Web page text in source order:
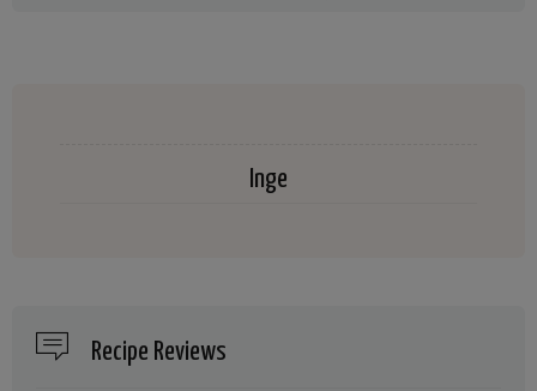
Inge
Recipe Reviews